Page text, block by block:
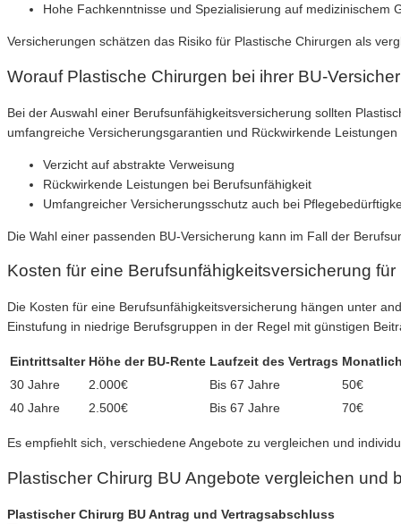
Hohe Fachkenntnisse und Spezialisierung auf medizinischem
Versicherungen schätzen das Risiko für Plastische Chirurgen als
Worauf Plastische Chirurgen bei ihrer BU-
Bei der Auswahl einer Berufsunfähigkeitsversicherung sollten
umfangreiche Versicherungsgarantien und Rückwirkende
Verzicht auf abstrakte Verweisung
Rückwirkende Leistungen bei Berufsunfähigkeit
Umfangreicher Versicherungsschutz auch bei
Die Wahl einer passenden BU-Versicherung kann im Fall der
Kosten für eine Berufsunfähigkeitsversicherung
Die Kosten für eine Berufsunfähigkeitsversicherung hängen unter
Einstufung in niedrige Berufsgruppen in der Regel mit günstigen
Eintrittsalter Höhe der BU-Rente Laufzeit des Vertrags
30 Jahre
2.000€ Bis 67 Jahre
50€
40 Jahre
2.500€ Bis 67 Jahre 70€
Es empfiehlt sich, verschiedene Angebote zu vergleichen und
Plastischer Chirurg BU Angebote vergleichen und
Plastischer Chirurg BU Antrag und Vertragsabschluss